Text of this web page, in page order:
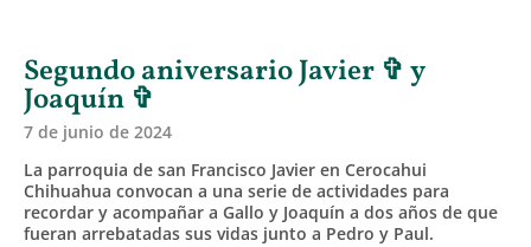
Segundo aniversario Javier ✞ y
Joaquín ✞
7 de junio de 2024
La parroquia de san Francisco Javier en Cerocahui
Chihuahua convocan a una serie de actividades para
recordar y acompañar a Gallo y Joaquín a dos años de que
fueran arrebatadas sus vidas junto a Pedro y Paul.